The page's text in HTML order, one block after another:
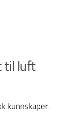
til luft
kunnskaper.